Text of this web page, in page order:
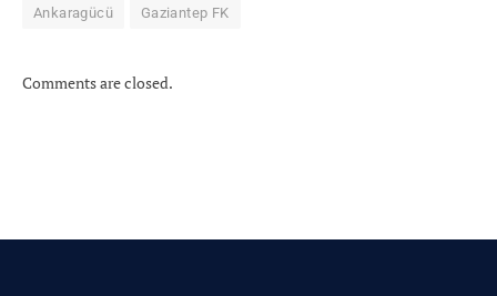
Ankaragücü Gaziantep FK
Comments are closed.